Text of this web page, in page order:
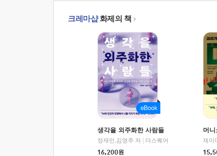
크레마샵화제의 책
생각을 외주화한 사람들
정재민,김영주 저
더스퀘어
16,200원
머